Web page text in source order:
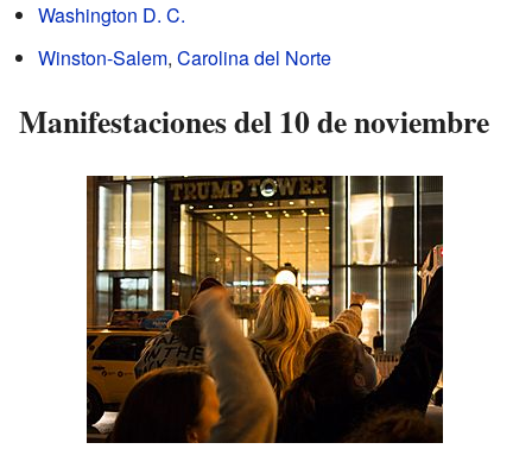
Washington D. C.
Winston-Salem, Carolina del Norte
Manifestaciones del 10 de noviembre